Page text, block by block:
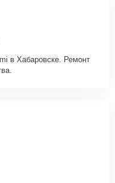
в Хабаровске. Ремонт